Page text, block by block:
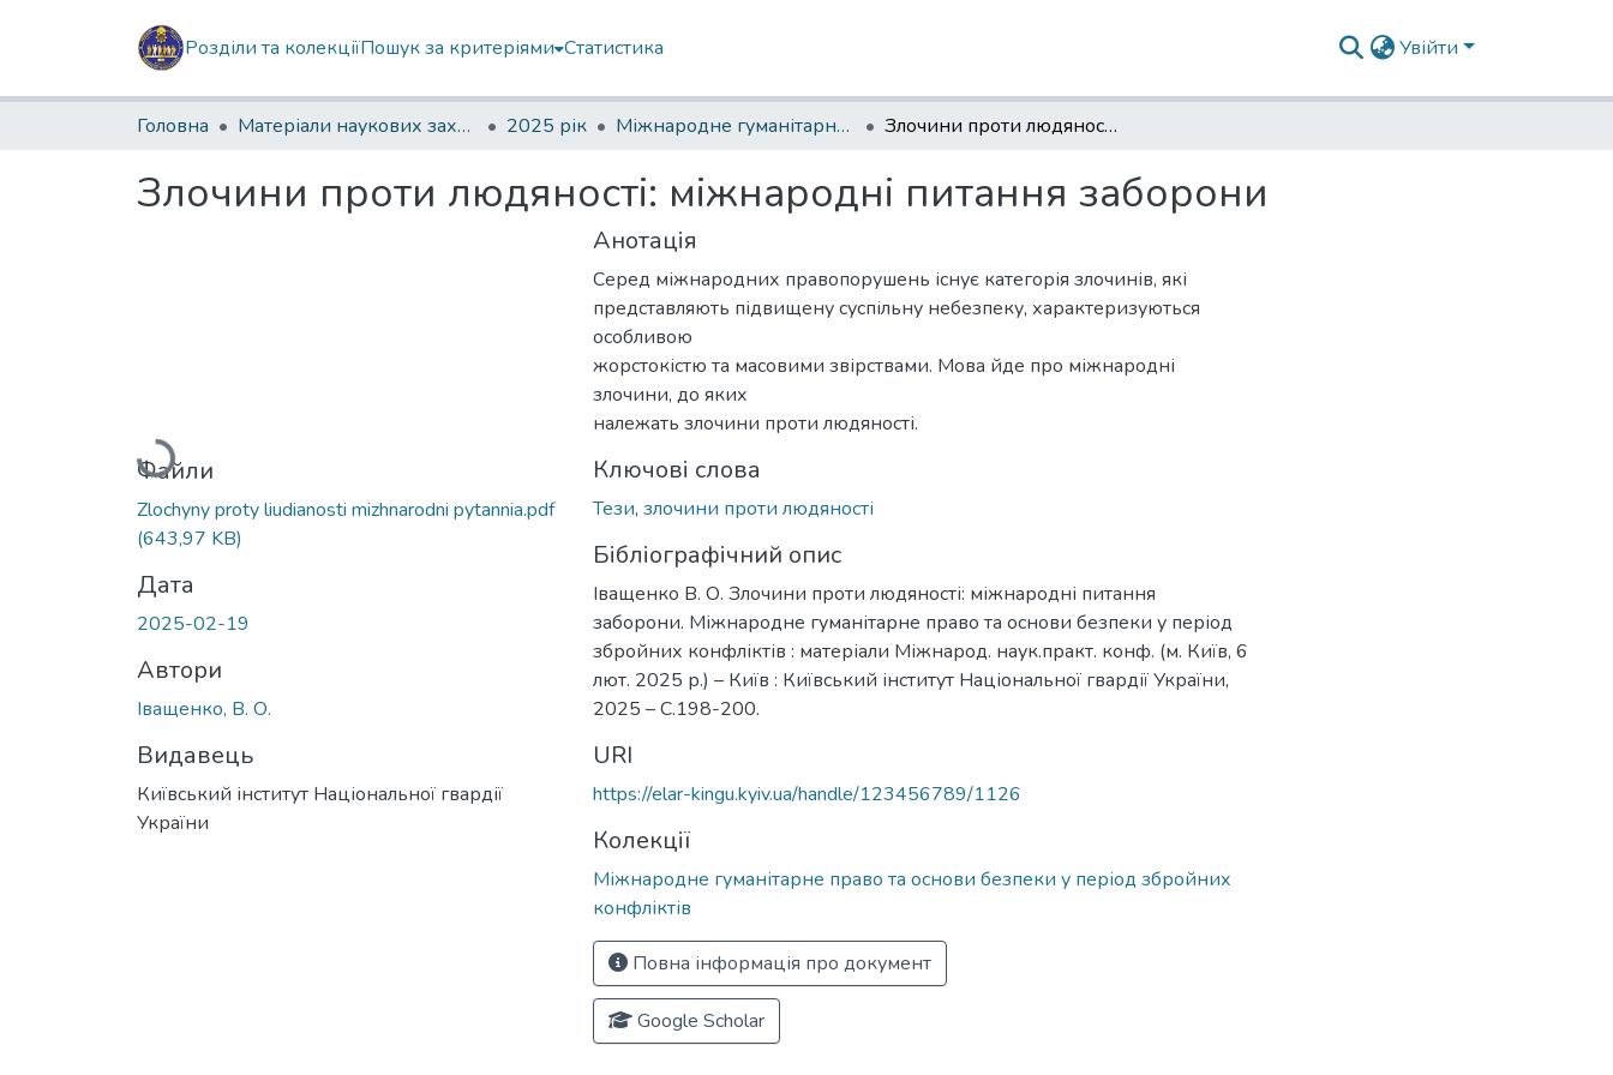
Розділи та колекціїПошук за критеріями Статистика Увійти
Головна Матеріали наукових заходів 2025 рік Міжнародне гуманітарне право та основи безпеки у період збройних конфліктів Злочини проти людяності: міжнародні питання заборони
Злочини проти людяності: міжнародні питання заборони
Вантажиться...
Файли
Zlochyny proty liudianosti mizhnarodni pytannia.pdf
(643,97 KB)
Дата
2025-02-19
Автори
Іващенко, В. О.
Видавець
Київський інститут Національної гвардії
України
Анотація
Серед міжнародних правопорушень існує категорія злочинів, які
представляють підвищену суспільну небезпеку, характеризуються
особливою
жорстокістю та масовими звірствами. Мова йде про міжнародні
злочини, до яких
належать злочини проти людяності.
Ключові слова
Тези, злочини проти людяності
Бібліографічний опис
Іващенко В. О. Злочини проти людяності: міжнародні питання
заборони. Міжнародне гуманітарне право та основи безпеки у період
збройних конфліктів : матеріали Міжнарод. наук.практ. конф. (м. Київ, 6
лют. 2025 р.) – Київ : Київський інститут Національної гвардії України,
2025 – С.198-200.
URI
https://elar-kingu.kyiv.ua/handle/123456789/1126
Колекції
Міжнародне гуманітарне право та основи безпеки у період збройних
конфліктів
Повна інформація про документ
Google Scholar